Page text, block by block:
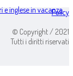
inglese in vacanza
Policy
© Copyright / 2021
Tutti i diritti riservati